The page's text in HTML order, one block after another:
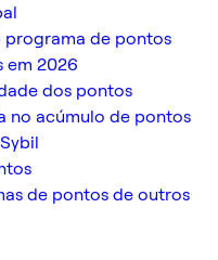
de pontos
em 2026
dos pontos
no acúmulo de pontos
de pontos de outros